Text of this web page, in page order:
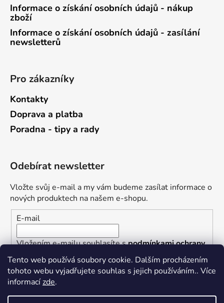
Tento web používá soubory cookie. Dalším procházením
tohoto webu vyjadřujete souhlas s jejich používáním.. Více
informacízde.
Informace o získání osobních údajů - nákup
zboží
Informace o získání osobních údajů - zasílání
newsletterů
Pro zákazníky
Kontakty
Doprava a platba
Poradna - tipy a rady
Odebírat newsletter
Vložte svůj e-mail a my vám budeme zasílat informace o
nových produktech na našem e-shopu.
E-mail
Vložením e-mailu souhlasíte spodmínkami ochrany
osobních údajů
PŘIHLÁSIT SE